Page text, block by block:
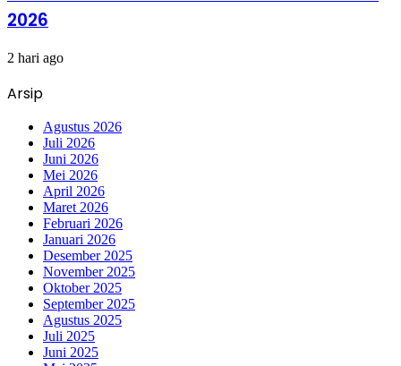
2026
2 hari ago
Arsip
Agustus 2026
Juli 2026
Juni 2026
Mei 2026
April 2026
Maret 2026
Februari 2026
Januari 2026
Desember 2025
November 2025
Oktober 2025
September 2025
Agustus 2025
Juli 2025
Juni 2025